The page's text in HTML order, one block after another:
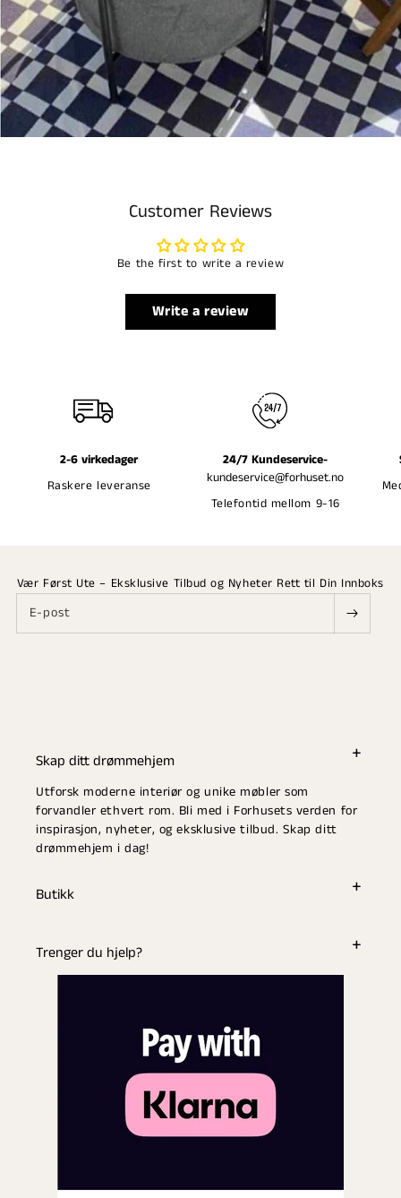
Customer Reviews
Be the first to write a review
Write a review
2-6 virkedager
Raskere leveranse
24/7 Kundeservice-
kundeservice@forhuset.no
Telefontid mellom 9-16
Vær Først Ute – Eksklusive Tilbud og Nyheter Rett til Din Innboks
E-post
Skap ditt drømmehjem
Utforsk moderne interiør og unike møbler som
forvandler ethvert rom. Bli med i Forhusets verden for
inspirasjon, nyheter, og eksklusive tilbud. Skap ditt
drømmehjem i dag!
Butikk
Trenger du hjelp?